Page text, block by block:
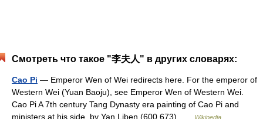
Смотреть что такое "李夫人" в других словарях:
Cao Pi — Emperor Wen of Wei redirects here. For the emperor of
Western Wei (Yuan Baoju), see Emperor Wen of Western Wei.
Cao Pi A 7th century Tang Dynasty era painting of Cao Pi and
ministers at his side, by Yan Liben (600 673) …
Wikipedia